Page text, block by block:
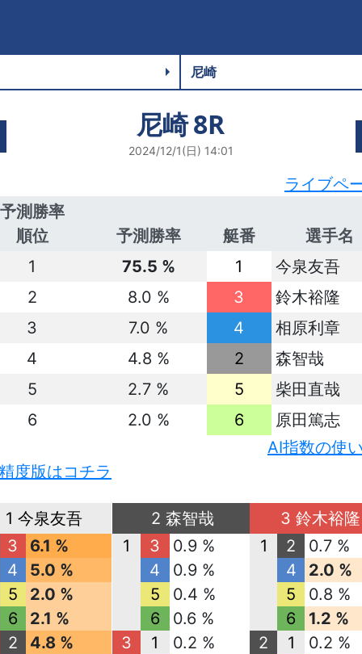
尼崎8R
2024/12/1(日) 14:01
ライブペ
予測勝率
順位
予測勝率 艇番
選手名
1
75.5 % 1
今泉友吾
2
8.0 % 3
鈴木裕隆
3
7.0 % 4
相原利章
4
4.8 % 2
森智哉
5
2.7 % 5
柴田直哉
6
2.0 % 6
原田篤志
AI指数の使
度版はコチラ
1 今泉友吾
3
6.1 %
4
5.0 %
5
2.0 %
6
2.1 %
2
4.8 %
2 森智哉
1
3
0.9 %
4
0.9 %
5
0.4 %
6
0.6 %
3
1
0.2 %
3 鈴木裕隆
1
2
0.7 %
4
2.0 %
5
0.8 %
6
1.2 %
2
1
0.2 %